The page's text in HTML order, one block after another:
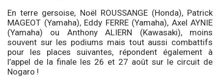
En terre gersoise, Noël ROUSSANGE (Honda), Patrick
MAGEOT (Yamaha), Eddy FERRE (Yamaha), Axel AYNIE
(Yamaha) ou Anthony ALIERN (Kawasaki), moins
souvent sur les podiums mais tout aussi combattifs
pour les places suivantes, répondent également à
l’appel de la finale les 26 et 27 août sur le circuit de
Nogaro !